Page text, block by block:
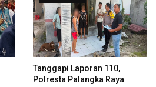
Tanggapi Laporan 110,
Polresta Palangka Raya